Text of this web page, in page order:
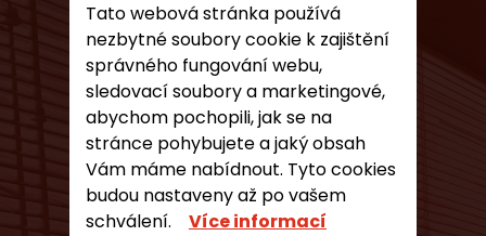
Tato webová stránka používá
nezbytné soubory cookie k zajištění
správného fungování webu,
sledovací soubory a marketingové,
abychom pochopili, jak se na
stránce pohybujete a jaký obsah
Vám máme nabídnout. Tyto cookies
budou nastaveny až po vašem
schválení.
Více informací